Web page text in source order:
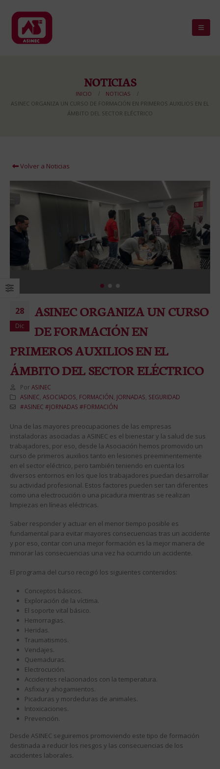
NOTICIAS
INICIO
NOTICIAS
ASINEC ORGANIZA UN CURSO DE FORMACIÓN EN PRIMEROS AUXILIOS EN EL
ÁMBITO DEL SECTOR ELÉCTRICO
Volver a Noticias
28
Dic
ASINEC ORGANIZA UN CURSO
DE FORMACIÓN EN
PRIMEROS AUXILIOS EN EL
ÁMBITO DEL SECTOR ELÉCTRICO
Por ASINEC
ASINEC ASOCIADOS FORMACIÓN JORNADAS SEGURIDAD
#ASINEC #JORNADAS #FORMACIÓN
Una de las mayores preocupaciones de las empresas
instaladoras asociadas a ASINEC es el bienestar y la salud de sus
trabajadores, por eso, desde la Asociación hemos promovido un
curso de primeros auxilios tanto en lesiones preeminentemente
en el sector eléctrico, pero también teniendo en cuenta los
diversos entornos en los que los trabajadores puedan desarrollar
su actividad profesional. Estos factores pueden ser tan diferentes
como una electrocución o una picadura mientras se realizan
limpiezas en líneas eléctricas.
Saber responder y actuar en el menor tiempo posible es
fundamental para evitar mayores consecuencias tras un accidente
y por eso, contar con una mejor formación es la mejor manera de
minorar las consecuencias una vez ha ocurrido un accidente.
El programa del curso recogió los siguientes contenidos:
Conceptos básicos.
Exploración de la víctima.
El soporte vital básico.
Hemorragias.
Heridas.
Traumatismos.
Vendajes.
Quemaduras.
Electrocución.
Accidentes relacionados con la temperatura.
Asfixia y ahogamientos.
Picaduras y mordeduras de animales.
Intoxicaciones.
Prevención.
Desde ASINEC seguiremos promoviendo este tipo de formación
destinada a reducir los riesgos y las consecuencias de los
accidentes laborales.